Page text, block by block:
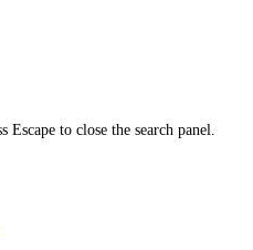
Escape to close the search panel.